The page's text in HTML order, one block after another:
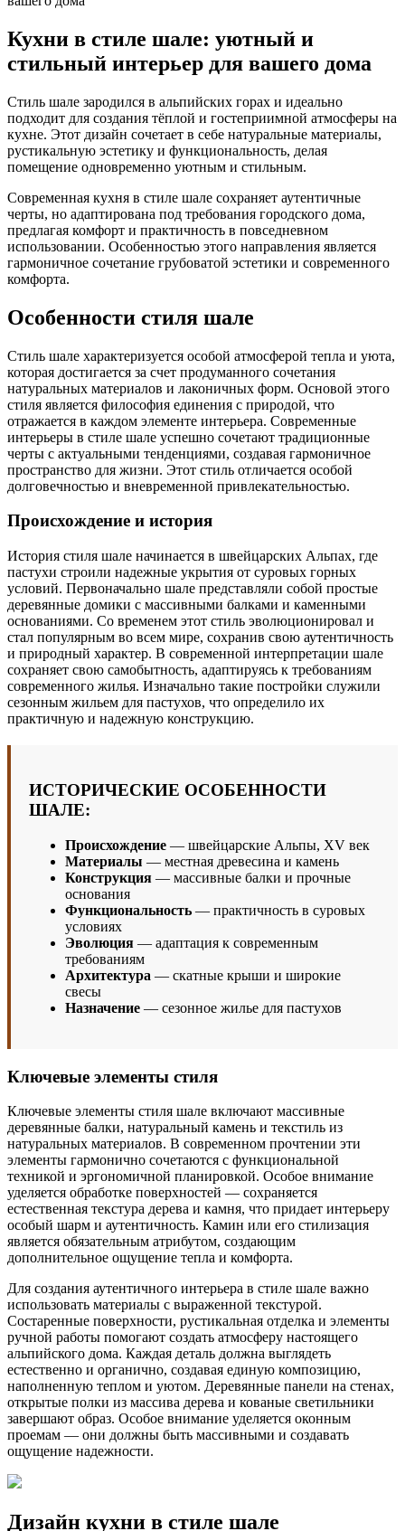
Кухни в стиле шале: уютный и
стильный интерьер для вашего дома
Стиль шале зародился в альпийских горах и идеально
подходит для создания тёплой и гостеприимной атмосферы на
кухне. Этот дизайн сочетает в себе натуральные материалы,
рустикальную эстетику и функциональность, делая
помещение одновременно уютным и стильным.
Современная кухня в стиле шале сохраняет аутентичные
черты, но адаптирована под требования городского дома,
предлагая комфорт и практичность в повседневном
использовании. Особенностью этого направления является
гармоничное сочетание грубоватой эстетики и современного
комфорта.
Особенности стиля шале
Стиль шале характеризуется особой атмосферой тепла и уюта,
которая достигается за счет продуманного сочетания
натуральных материалов и лаконичных форм. Основой этого
стиля является философия единения с природой, что
отражается в каждом элементе интерьера. Современные
интерьеры в стиле шале успешно сочетают традиционные
черты с актуальными тенденциями, создавая гармоничное
пространство для жизни. Этот стиль отличается особой
долговечностью и вневременной привлекательностью.
Происхождение и история
История стиля шале начинается в швейцарских Альпах, где
пастухи строили надежные укрытия от суровых горных
условий. Первоначально шале представляли собой простые
деревянные домики с массивными балками и каменными
основаниями. Со временем этот стиль эволюционировал и
стал популярным во всем мире, сохранив свою аутентичность
и природный характер. В современной интерпретации шале
сохраняет свою самобытность, адаптируясь к требованиям
современного жилья. Изначально такие постройки служили
сезонным жильем для пастухов, что определило их
практичную и надежную конструкцию.
ИСТОРИЧЕСКИЕ ОСОБЕННОСТИ
ШАЛЕ:
Происхождение — швейцарские Альпы, XV век
Материалы — местная древесина и камень
Конструкция — массивные балки и прочные
основания
Функциональность — практичность в суровых
условиях
Эволюция — адаптация к современным
требованиям
Архитектура — скатные крыши и широкие
свесы
Назначение — сезонное жилье для пастухов
Ключевые элементы стиля
Ключевые элементы стиля шале включают массивные
деревянные балки, натуральный камень и текстиль из
натуральных материалов. В современном прочтении эти
элементы гармонично сочетаются с функциональной
техникой и эргономичной планировкой. Особое внимание
уделяется обработке поверхностей — сохраняется
естественная текстура дерева и камня, что придает интерьеру
особый шарм и аутентичность. Камин или его стилизация
является обязательным атрибутом, создающим
дополнительное ощущение тепла и комфорта.
Для создания аутентичного интерьера в стиле шале важно
использовать материалы с выраженной текстурой.
Состаренные поверхности, рустикальная отделка и элементы
ручной работы помогают создать атмосферу настоящего
альпийского дома. Каждая деталь должна выглядеть
естественно и органично, создавая единую композицию,
наполненную теплом и уютом. Деревянные панели на стенах,
открытые полки из массива дерева и кованые светильники
завершают образ. Особое внимание уделяется оконным
проемам — они должны быть массивными и создавать
ощущение надежности.
Дизайн кухни в стиле шале